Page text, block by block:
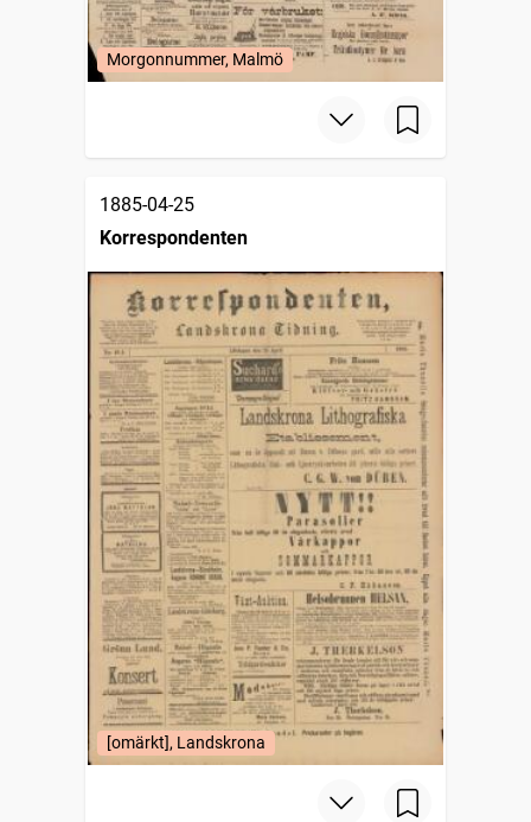
Morgonnummer, Malmö
1885-04-25
Korrespondenten
[omärkt], Landskrona